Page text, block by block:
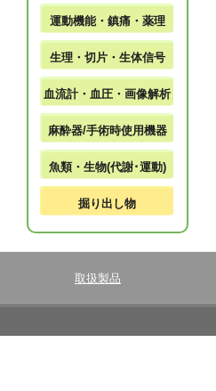
運動機能・鎮痛・薬理
生理・切片・生体信号
血流計・血圧・画像解析
麻酔器/手術時使用機器
魚類・生物(代謝･運動)
掘り出し物
取扱製品